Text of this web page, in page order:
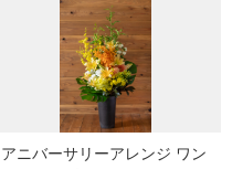
アニバーサリーアレンジ ワン